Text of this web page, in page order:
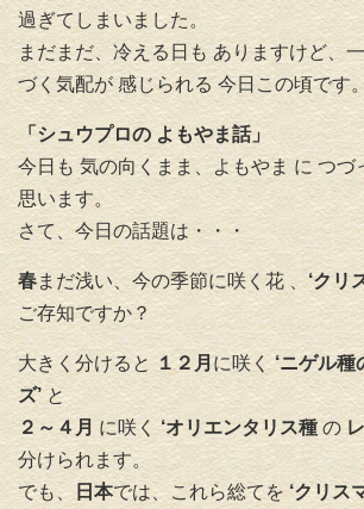
過ぎてしまいました。
まだまだ、冷える日も ありますけど、
づく気配が 感じられる 今日この頃です
「シュウプロの よもやま話」
今日も 気の向くまま、よもやま に つづ
思います。
さて、今日の話題は・・・
春まだ浅い、今の季節に咲く花 、 ‘クリ
ご存知ですか？
大きく分けると１２月に咲く ‘ニゲル
ズ’ と
２～４月 に咲く‘オリエンタリス種 の
分けられます。
でも、 日本では、これら総てを ‘クリス